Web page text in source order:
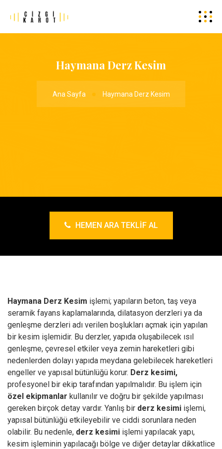
Haymana Derz Kesim
Ana Sayfa Haymana Derz Kesim
HEMEN ARA TEKLIF AL
Haymana Derz Kesim işlemi; yapıların beton, taş veya
seramik fayans kaplamalarında, dilatasyon derzleri ya da
genleşme derzleri adı verilen boşlukları açmak için yapılan
bir kesim işlemidir. Bu derzler, yapıda oluşabilecek ısıl
genleşme, çevresel etkiler veya zemin hareketleri gibi
nedenlerden dolayı yapıda meydana gelebilecek hareketleri
engeller ve yapısal bütünlüğü korur. Derz kesimi,
profesyonel bir ekip tarafından yapılmalıdır. Bu işlem için
özel ekipmanlar kullanılır ve doğru bir şekilde yapılması
gereken birçok detay vardır. Yanlış bir derz kesimi işlemi,
yapısal bütünlüğü etkileyebilir ve ciddi sorunlara neden
olabilir. Bu nedenle, derz kesimi işlemi yapılacak yapı,
kesim işleminin yapılacağı bölge ve diğer detaylar dikkatlice